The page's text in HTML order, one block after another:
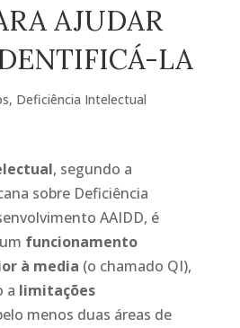
AJUDAR
LA
, Deficiência Intelectual
, segundo a
sobre Deficiência
AAIDD, é
funcionamento
à media (o chamado QI),
a limitações
menos duas áreas de